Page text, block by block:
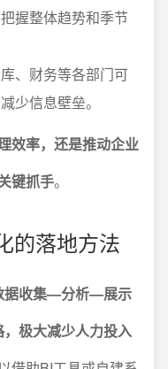
握整体趋势和季节
、财务等各部门可
少信息壁垒。
效率，还是推动企业
键抓手。
的落地方法
据收集—分析—展示
极大减少人力投入